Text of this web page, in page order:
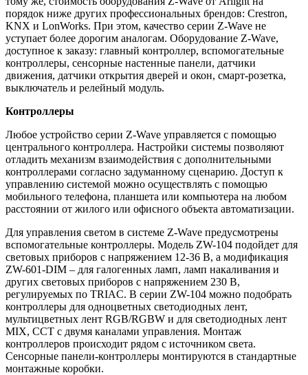
порядок ниже других профессиональных брендов: Crestron,
KNX и LonWorks. При этом, качество серии Z-Wave не
уступает более дорогим аналогам. Оборудование Z-Wave,
доступное к заказу: главный контроллер, вспомогательные
контроллеры, сенсорные настенные панели, датчики
движения, датчики открытия дверей и окон, смарт-розетка,
выключатель и релейный модуль.
Контроллеры
Любое устройство серии Z-Wave управляется с помощью
центрального контроллера. Настройки системы позволяют
отладить механизм взаимодействия с дополнительными
контроллерами согласно задуманному сценарию. Доступ к
управлению системой можно осуществлять с помощью
мобильного телефона, планшета или компьютера на любом
расстоянии от жилого или офисного объекта автоматизации.
Для управления светом в системе Z-Wave предусмотрены
вспомогательные контроллеры. Модель ZW-104 подойдет для
световых приборов с напряжением 12-36 В, а модификация
ZW-601-DIM – для галогенных ламп, ламп накаливания и
других световых приборов с напряжением 230 В,
регулируемых по TRIAC. В серии ZW-104 можно подобрать
контроллеры для одноцветных светодиодных лент,
мультицветных лент RGB/RGBW и для светодиодных лент
MIX, CCT с двумя каналами управления. Монтаж
контроллеров происходит рядом с источником света.
Сенсорные панели-контроллеры монтируются в стандартные
монтажные коробки.